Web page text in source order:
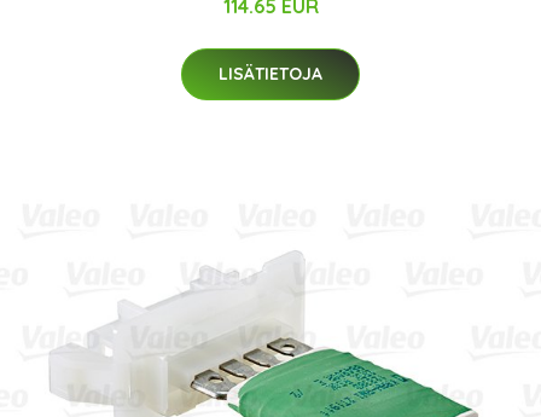
114.65 EUR
LISÄTIETOJA